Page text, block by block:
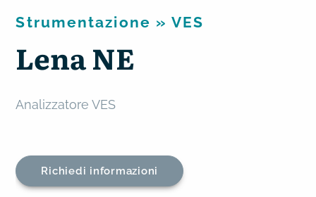
Strumentazione »VES
Lena NE
Analizzatore VES
Richiedi informazioni